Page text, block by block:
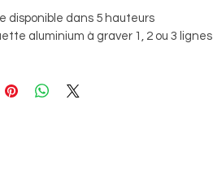
disponible dans 5 hauteurs
aluminium à graver 1, 2 ou 3 lignes